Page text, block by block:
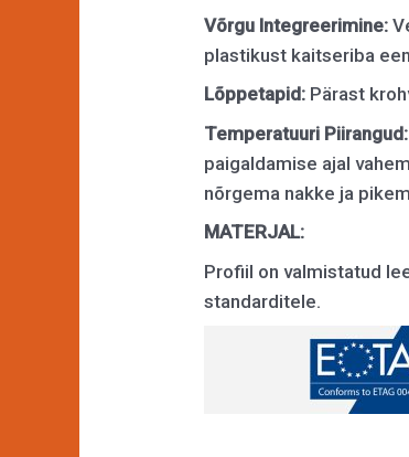
Võrgu Integreerimine:
plastikust kaitseriba
Lõppetapid: Pärast
Temperatuuri
paigaldamise ajal
nõrgema nakke ja
MATERJAL:
Profiil on valmistatud
standarditele.